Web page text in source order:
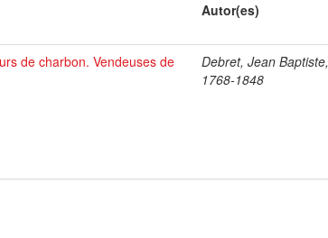
Autor(es)
de charbon. Vendeuses de
Debret, Jean Baptiste,
1768-1848